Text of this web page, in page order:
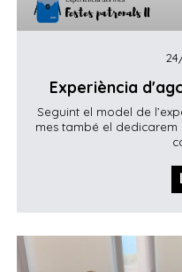
Experiència
Seguint el model de
mes també el